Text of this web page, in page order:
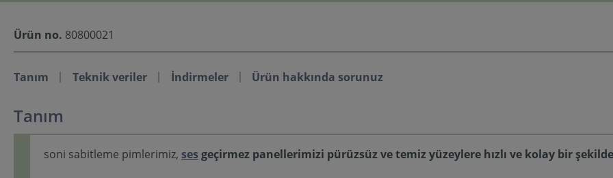
Ürün no. 80800021
Tanım Teknik veriler İndirmeler Ürün hakkında sorunuz
Tanım
soni sabitleme pimlerimiz, ses geçirmez panellerimizi pürüzsüz ve temiz yüzeylere hızlı ve kolay bir